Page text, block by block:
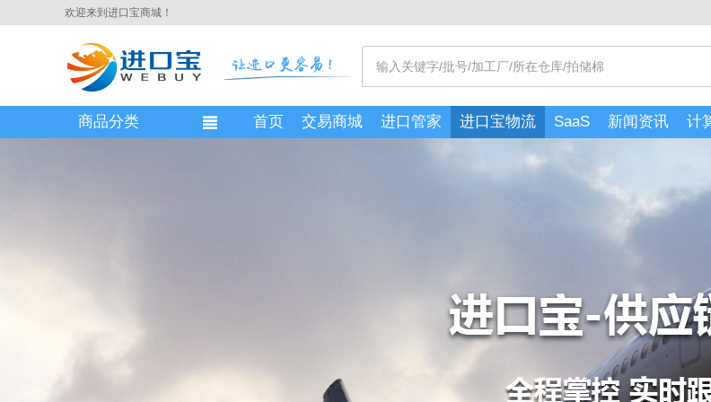
欢迎来到进口宝商城！
商品分类 首页 交易商城 进口管家 进口宝物流 SaaS 新闻资讯 计